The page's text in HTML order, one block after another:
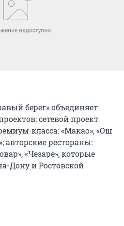
берег» объединяет
сетевой проект
класса: «Макао», «Ош
авторские рестораны:
«Чезаре», которые
Дону и Ростовской